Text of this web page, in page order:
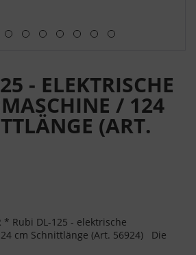
- ELEKTRISCHE
/ 124
(ART.
* Rubi DL-125 - elektrische
cm Schnittlänge (Art. 56924) Die